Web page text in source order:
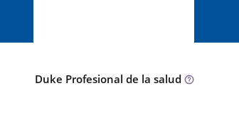
Duke Profesional de la salud